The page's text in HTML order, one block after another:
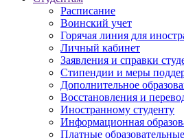
Расписание
Воинский учет
Горячая линия для
Личный кабинет
Заявления и справки
Стипендии и меры
Дополнительное
Восстановления и
Иностранному студенту
Информационная
Платные